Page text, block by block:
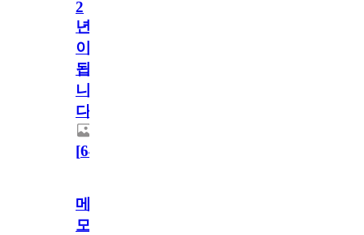
2
년
이
됩
니
다.
[64
메
모